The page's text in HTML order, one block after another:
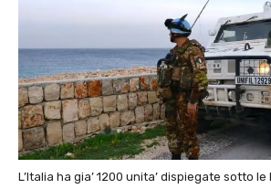
L’Italia ha gia’ 1200 unita’ dispiegate sotto le